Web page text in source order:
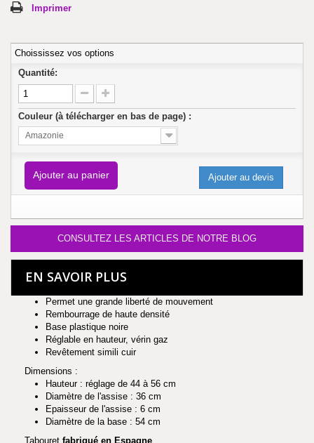
Imprimer
Choississez vos options
Quantité:
Couleur (à télécharger en bas de page) :
Amazonie
Ajouter au panier Ajouter au devis
CONSULTEZ LES ARTICLES DE NOTRE BLOG
EN SAVOIR PLUS
Permet une grande liberté de mouvement
Rembourrage de haute densité
Base plastique noire
Réglable en hauteur, vérin gaz
Revêtement simili cuir
Dimensions :
Hauteur : réglage de 44 à 56 cm
Diamètre de l'assise : 36 cm
Epaisseur de l'assise : 6 cm
Diamètre de la base : 54 cm
Tabouret fabriqué en Espagne